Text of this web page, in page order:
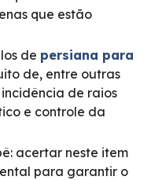
que estão
de persiana para
de, entre outras
de raios
e controle da
acertar neste item
para garantir o